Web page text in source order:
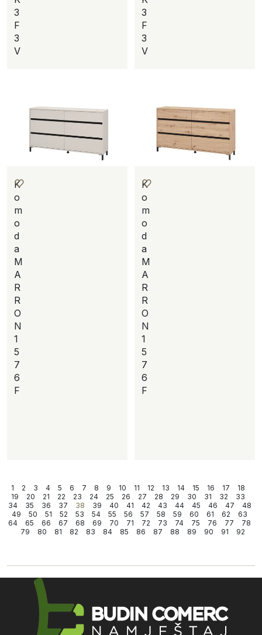
3
F
3
V
3
F
3
V
K
o
m
o
d
a
M
A
R
R
O
N
1
5
7
6
F
K
o
m
o
d
a
M
A
R
R
O
N
1
5
7
6
F
1 2 3 4 5 6 7 8 9 10 11 12 13 14 15 16 17
18
19
20 21 22 23 24 25 26 27 28 29 30 31 32
33
34
35 36 37 38 39 40 41 42 43 44 45 46 47
48
49
50 51 52 53 54 55 56 57 58 59 60 61 62
63
64
65 66 67 68 69 70 71 72 73 74 75 76 77
78
79
80 81 82 83 84 85 86 87 88 89 90 91 92